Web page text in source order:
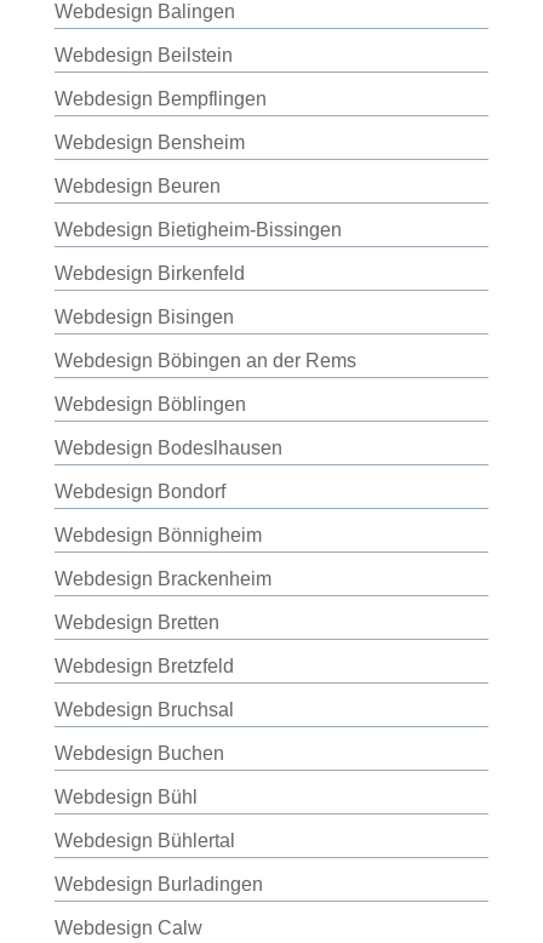
Webdesign Balingen
Webdesign Beilstein
Webdesign Bempflingen
Webdesign Bensheim
Webdesign Beuren
Webdesign Bietigheim-Bissingen
Webdesign Birkenfeld
Webdesign Bisingen
Webdesign Böbingen an der Rems
Webdesign Böblingen
Webdesign Bodeslhausen
Webdesign Bondorf
Webdesign Bönnigheim
Webdesign Brackenheim
Webdesign Bretten
Webdesign Bretzfeld
Webdesign Bruchsal
Webdesign Buchen
Webdesign Bühl
Webdesign Bühlertal
Webdesign Burladingen
Webdesign Calw